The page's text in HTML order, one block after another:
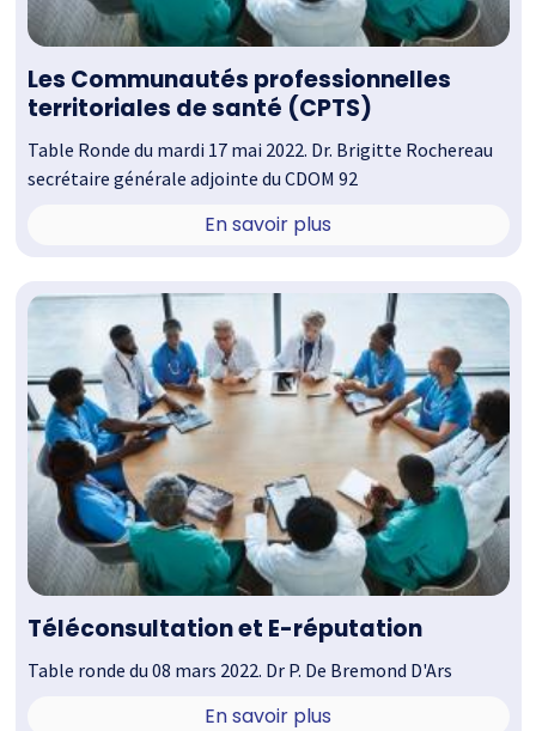
Les Communautés professionnelles
territoriales de santé (CPTS)
Table Ronde du mardi 17 mai 2022. Dr. Brigitte Rochereau
secrétaire générale adjointe du CDOM 92
En savoir plus
Téléconsultation et E-réputation
Table ronde du 08 mars 2022. Dr P. De Bremond D'Ars
En savoir plus